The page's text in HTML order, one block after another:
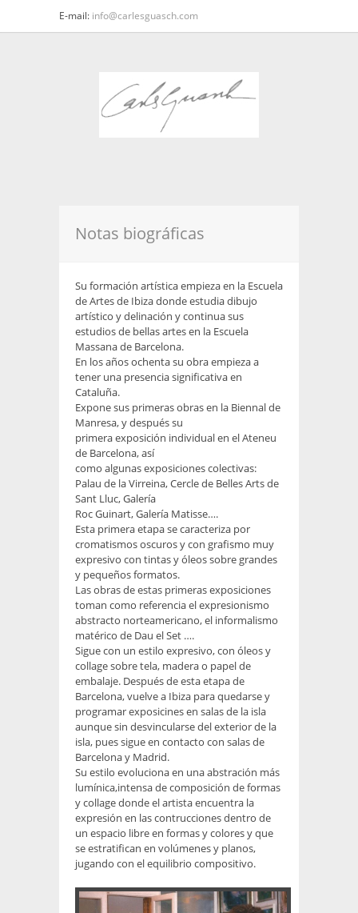
E-mail: info@carlesguasch.com
Notas biográficas
Su formación artística empieza en la Escuela
de Artes de Ibiza donde estudia dibujo
artístico y delinación y continua sus
estudios de bellas artes en la Escuela
Massana de Barcelona.
En los años ochenta su obra empieza a
tener una presencia significativa en
Cataluña.
Expone sus primeras obras en la Biennal de
Manresa, y después su
primera exposición individual en el Ateneu
de Barcelona, así
como algunas exposiciones colectivas:
Palau de la Virreina, Cercle de Belles Arts de
Sant Lluc, Galería
Roc Guinart, Galería Matisse….
Esta primera etapa se caracteriza por
cromatismos oscuros y con grafismo muy
expresivo con tintas y óleos sobre grandes
y pequeños formatos.
Las obras de estas primeras exposiciones
toman como referencia el expresionismo
abstracto norteamericano, el informalismo
matérico de Dau el Set ….
Sigue con un estilo expresivo, con óleos y
collage sobre tela, madera o papel de
embalaje. Después de esta etapa de
Barcelona, vuelve a Ibiza para quedarse y
programar exposicines en salas de la isla
aunque sin desvincularse del exterior de la
isla, pues sigue en contacto con salas de
Barcelona y Madrid.
Su estilo evoluciona en una abstración más
lumínica,intensa de composición de formas
y collage donde el artista encuentra la
expresión en las contrucciones dentro de
un espacio libre en formas y colores y que
se estratifican en volúmenes y planos,
jugando con el equilibrio compositivo.